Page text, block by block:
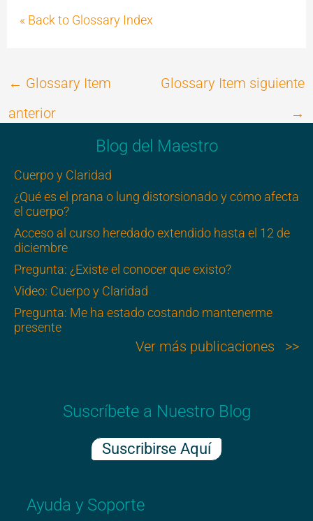
« Back to Glossary Index
← Glossary Item
anterior
Glossary Item siguiente
→
Blog del Maestro
Cuerpo y Claridad
¿Qué es el prana o lung distorsionado y cómo afecta
el cuerpo?
Acceso al curso heredado extendido hasta el 12 de
diciembre
Pregunta: ¿Existe el conocer que existo?
Video: Cuerpo y Claridad
Pregunta: Me ha estado costando mantenerme
presente
Ver más publicaciones >>
Suscríbete a Nuestro Blog
Suscribirse Aquí
Ayuda y Soporte